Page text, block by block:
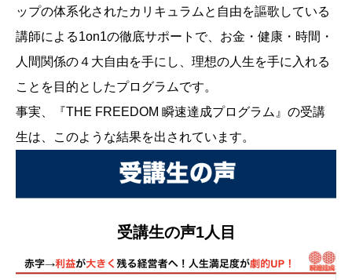
ップの体系化されたカリキュラムと自由を謳歌している
講師による1on1の徹底サポートで、お金・健康・時間・
人間関係の４大自由を手にし、理想の人生を手に入れる
ことを目的としたプログラムです。
事実、『THE FREEDOM 瞬速達成プログラム』の受講
生は、このような結果を出されています。
受講生の声1人目